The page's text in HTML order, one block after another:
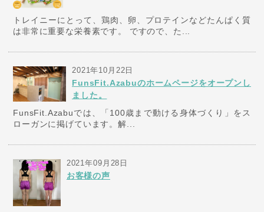
トレイニーにとって、鶏肉、卵、プロテインなどたんぱく質
は非常に重要な栄養素です。 ですので、た...
2021年10月22日
FunsFit.Azabuのホームページをオープンし
ました。
FunsFit.Azabuでは、「100歳まで動ける身体づくり」をス
ローガンに掲げています。解...
2021年09月28日
お客様の声